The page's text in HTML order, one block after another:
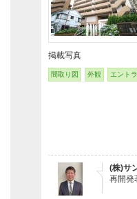
掲載写真
間取り図 外観 エント
(株)サ
再開発